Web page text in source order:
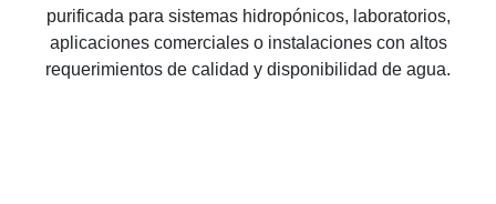
purificada para sistemas hidropónicos, laboratorios,
aplicaciones comerciales o instalaciones con altos
requerimientos de calidad y disponibilidad de agua.